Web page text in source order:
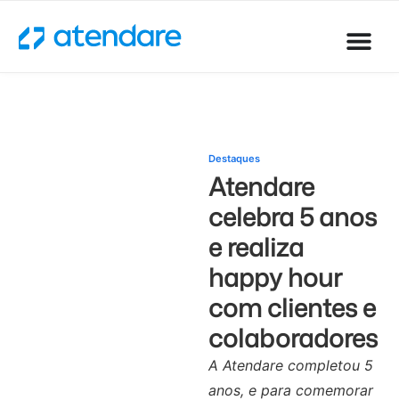
Destaques
Atendare
celebra 5 anos
e realiza
happy hour
com clientes e
colaboradores
A Atendare completou 5
anos, e para comemorar